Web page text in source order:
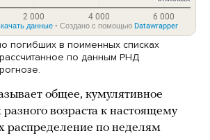
погибших в поименных списках
по данным РНД
общее, кумулятивное
возраста к настоящему
распределение по неделям